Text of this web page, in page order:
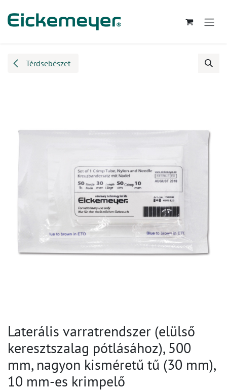
Térdsebészet
Laterális varratrendszer (elülső
keresztszalag pótlásához), 500
mm, nagyon kisméretű tű (30 mm),
10 mm-es krimpelő